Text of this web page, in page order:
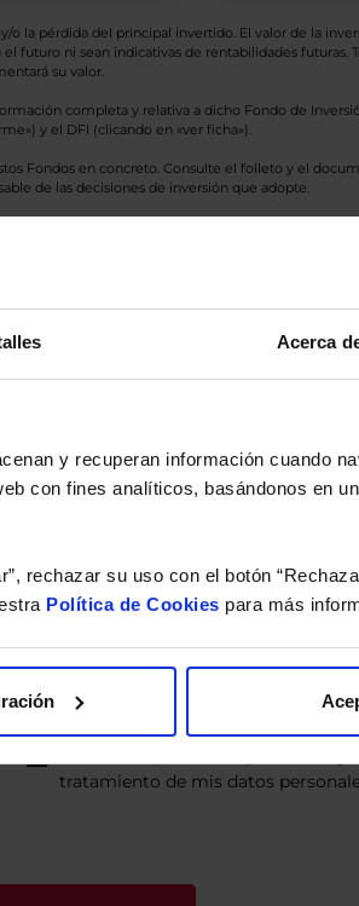
Acerca
y recuperan información cuando
con fines analíticos, basándonos en
rechazar su uso con el botón
Política de Cookies para más
la pérdida del principal invertido. El valor de la
futuro ni sean indicativas de rentabilidades futuras.
su valor.
completa y relativa a dicho Fondo de
y el DFI (clicando en «ver ficha»).
Fondos en concreto. Consulte el folleto y el
de las decisiones de inversión que adopte.
al cierre de la última sesión, y se calculan de
Todas las rentabilidades mostradas están en la
de su
y nuestros expertos le enviarán
en sus costes.
tratamiento de mis datos